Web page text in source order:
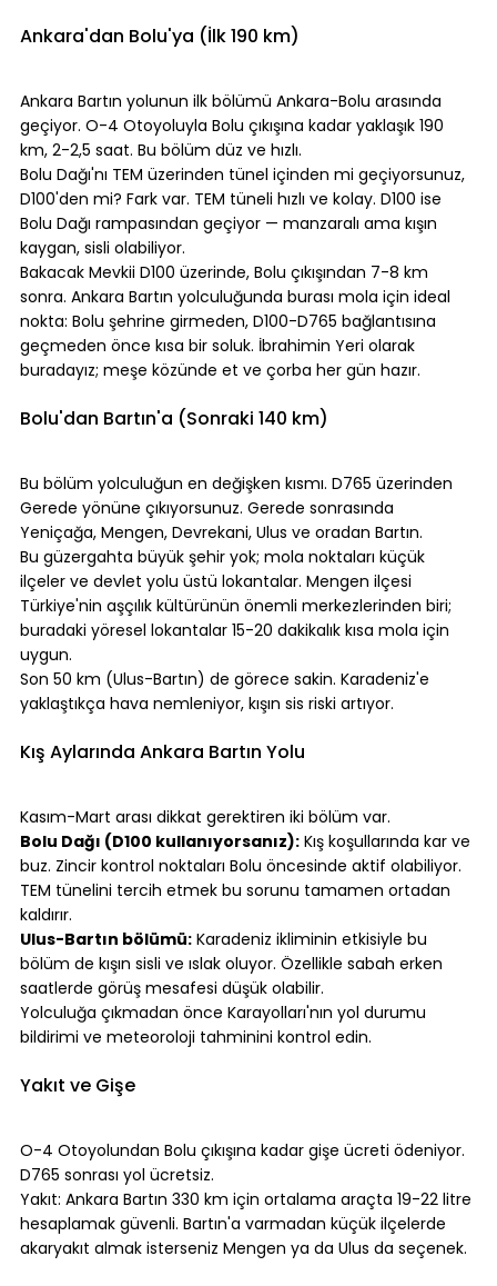
Ankara'dan Bolu'ya (İlk 190 km)
Ankara Bartın yolunun ilk bölümü Ankara-Bolu arasında
geçiyor. O-4 Otoyoluyla Bolu çıkışına kadar yaklaşık 190
km, 2-2,5 saat. Bu bölüm düz ve hızlı.
Bolu Dağı'nı TEM üzerinden tünel içinden mi geçiyorsunuz,
D100'den mi? Fark var. TEM tüneli hızlı ve kolay. D100 ise
Bolu Dağı rampasından geçiyor — manzaralı ama kışın
kaygan, sisli olabiliyor.
Bakacak Mevkii D100 üzerinde, Bolu çıkışından 7-8 km
sonra. Ankara Bartın yolculuğunda burası mola için ideal
nokta: Bolu şehrine girmeden, D100-D765 bağlantısına
geçmeden önce kısa bir soluk. İbrahimin Yeri olarak
buradayız; meşe közünde et ve çorba her gün hazır.
Bolu'dan Bartın'a (Sonraki 140 km)
Bu bölüm yolculuğun en değişken kısmı. D765 üzerinden
Gerede yönüne çıkıyorsunuz. Gerede sonrasında
Yeniçağa, Mengen, Devrekani, Ulus ve oradan Bartın.
Bu güzergahta büyük şehir yok; mola noktaları küçük
ilçeler ve devlet yolu üstü lokantalar. Mengen ilçesi
Türkiye'nin aşçılık kültürünün önemli merkezlerinden biri;
buradaki yöresel lokantalar 15-20 dakikalık kısa mola için
uygun.
Son 50 km (Ulus-Bartın) de görece sakin. Karadeniz'e
yaklaştıkça hava nemleniyor, kışın sis riski artıyor.
Kış Aylarında Ankara Bartın Yolu
Kasım-Mart arası dikkat gerektiren iki bölüm var.
Bolu Dağı (D100 kullanıyorsanız): Kış koşullarında kar ve
buz. Zincir kontrol noktaları Bolu öncesinde aktif olabiliyor.
TEM tünelini tercih etmek bu sorunu tamamen ortadan
kaldırır.
Ulus-Bartın bölümü: Karadeniz ikliminin etkisiyle bu
bölüm de kışın sisli ve ıslak oluyor. Özellikle sabah erken
saatlerde görüş mesafesi düşük olabilir.
Yolculuğa çıkmadan önce Karayolları'nın yol durumu
bildirimi ve meteoroloji tahminini kontrol edin.
Yakıt ve Gişe
O-4 Otoyolundan Bolu çıkışına kadar gişe ücreti ödeniyor.
D765 sonrası yol ücretsiz.
Yakıt: Ankara Bartın 330 km için ortalama araçta 19-22 litre
hesaplamak güvenli. Bartın'a varmadan küçük ilçelerde
akaryakıt almak isterseniz Mengen ya da Ulus da seçenek.